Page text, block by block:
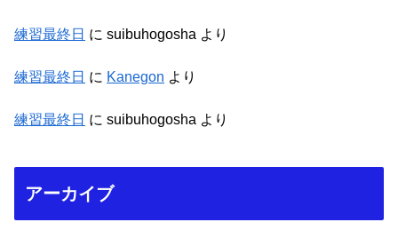
練習最終日 に suibuhogosha より
練習最終日 に Kanegon より
練習最終日 に suibuhogosha より
アーカイブ